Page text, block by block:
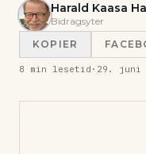
Harald Kaasa
Bidragsyter
KOPIER
8 min lesetid · 29. juni